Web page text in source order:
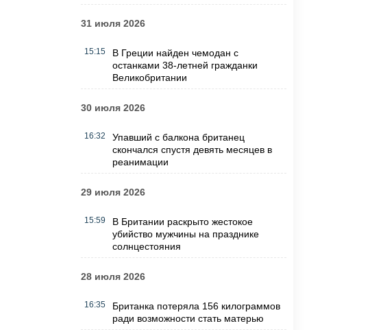
31 июля 2026
15:15
В Греции найден чемодан с
останками 38-летней гражданки
Великобритании
30 июля 2026
16:32
Упавший с балкона британец
скончался спустя девять месяцев в
реанимации
29 июля 2026
15:59
В Британии раскрыто жестокое
убийство мужчины на празднике
солнцестояния
28 июля 2026
16:35
Британка потеряла 156 килограммов
ради возможности стать матерью